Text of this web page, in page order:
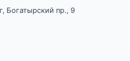
Богатырский пр., 9